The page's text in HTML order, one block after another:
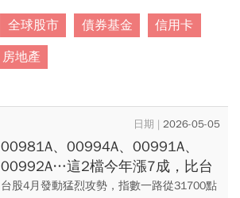
全球股市 債券基金
信用卡
房地產
2026-05-05
00981A、00994A、00991A、
00992A…這2檔今年漲7成，比台
股還猛！主動式ETF不知買誰看兩
台股4月發動猛烈攻勢，指數一路從31700點